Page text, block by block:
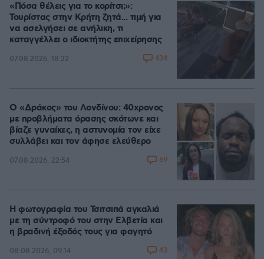
«Πόσα θέλεις για το κορίτσι;»:
Τουρίστας στην Κρήτη ζητά... τιμή για
να ασελγήσει σε ανήλικη, τι
καταγγέλλει ο ιδιοκτήτης επιχείρησης
07.08.2026, 18:22 434
Ο «Δράκος» του Λονδίνου: 40χρονος
με προβλήματα όρασης σκότωνε και
βίαζε γυναίκες, η αστυνομία τον είχε
συλλάβει και τον άφησε ελεύθερο
07.08.2026, 22:54 69
Η φωτογραφία του Τσιτσιπά αγκαλιά
με τη σύντροφό του στην Ελβετία και
η βραδινή έξοδός τους για φαγητό
08.08.2026, 09:14 43